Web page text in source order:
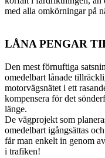
med alla omkörningar på
LÅNA PENGAR
Den mest förnuftiga
omedelbart lånade
motorvägsnätet i ett
kompensera för det
länge.
De vägprojekt som
omedelbart igångsättas
får man enkelt in genom
i trafiken!